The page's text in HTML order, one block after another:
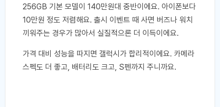
256GB 기본 모델이 140만원대 중반이에요. 아이폰보다
10만원 정도 저렴해요. 출시 이벤트 때 사면 버즈나 워치
끼워주는 경우가 많아서 실질적으론 더 이득이에요.
가격 대비 성능을 따지면 갤럭시가 합리적이에요. 카메라
스펙도 더 좋고, 배터리도 크고, S펜까지 주니까요.